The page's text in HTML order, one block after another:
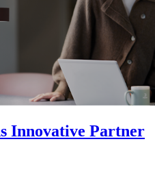
Innovative Partner